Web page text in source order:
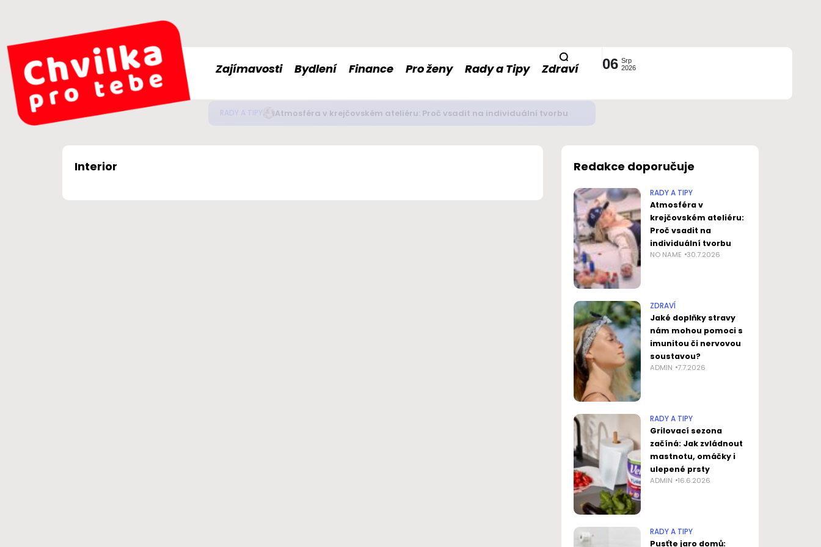
Zajímavosti Bydlení Finance Pro ženy Rady a Tipy Zdraví 06 Srp
2026
ZDRAVÍ Jaké doplňky stravy nám mohou pomoci s imunitou či nervovou soustavou?
Interior Redakce doporučuje
RADY A TIPY
Atmosféra v
krejčovském ateliéru:
Proč vsadit na
individuální tvorbu
NO NAME 30.7.2026
ZDRAVÍ
Jaké doplňky stravy
nám mohou pomoci s
imunitou či nervovou
soustavou?
ADMIN 7.7.2026
RADY A TIPY
Grilovací sezona
začíná: Jak zvládnout
mastnotu, omáčky i
ulepené prsty
ADMIN 16.6.2026
RADY A TIPY
Pusťte jaro domů: